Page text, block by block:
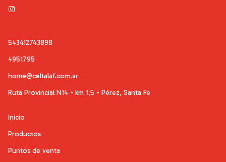
543412743898
4951795
home@celtalaf.com.ar
Ruta Provincial N14 - km 1,5 - Pérez, Santa Fe
Inicio
Productos
Puntos de venta